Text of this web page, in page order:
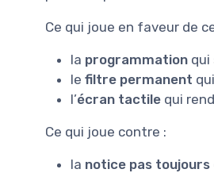
Ce qui joue en faveur de
la programmation qui
le filtre permanent
l’écran tactile qui
Ce qui joue contre :
la notice pas